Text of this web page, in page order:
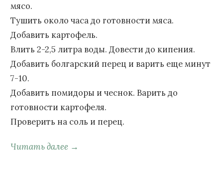
мясо.
Тушить около часа до готовности мяса.
Добавить картофель.
Влить 2-2,5 литра воды. Довести до кипения.
Добавить болгарский перец и варить еще минут
7-10.
Добавить помидоры и чеснок. Варить до
готовности картофеля.
Проверить на соль и перец.
Читать далее →